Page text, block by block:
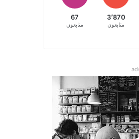
3٬870
متابعون
67
متابعون